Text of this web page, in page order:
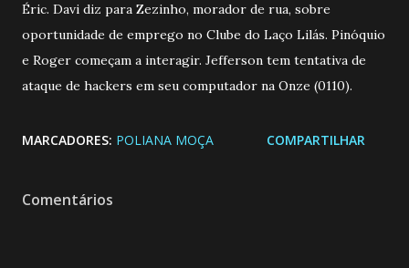
Éric. Davi diz para Zezinho, morador de rua, sobre
oportunidade de emprego no Clube do Laço Lilás. Pinóquio
e Roger começam a interagir. Jefferson tem tentativa de
ataque de hackers em seu computador na Onze (0110).
MARCADORES: POLIANA MOÇA COMPARTILHAR
Comentários